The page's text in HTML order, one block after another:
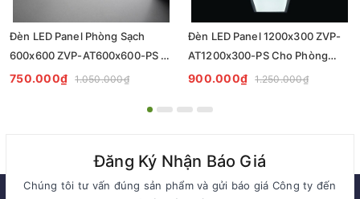
Đèn LED Panel Phòng Sạch
600x600 ZVP-AT600x600-PS -
Tiêu Chuẩn Chiếu Sáng
750.000₫ 1.050.000₫
Đèn LED Panel 1200x300 ZVP-
AT1200x300-PS Cho Phòng
Sạch - Giải Pháp Chiếu Sáng
900.000₫ 1.250.000₫
Đăng Ký Nhận Báo Giá
Chúng tôi tư vấn đúng sản phẩm và gửi báo giá Công ty đến